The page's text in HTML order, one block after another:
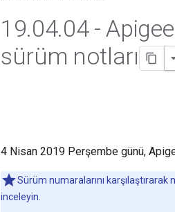
19.04.04 -
sürüm notları
4 Nisan 2019 Perşembe günü,
Sürüm numaralarını
inceleyin.